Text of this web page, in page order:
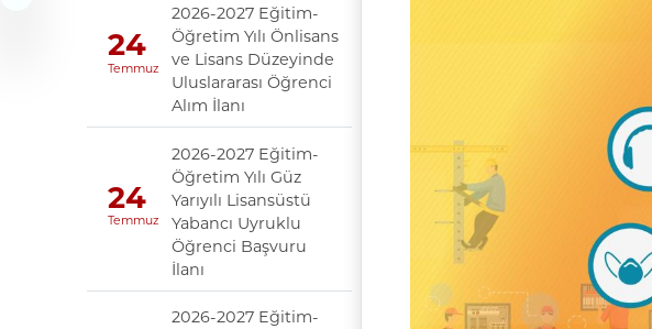
24
Temmuz
2026-2027 Eğitim-
Öğretim Yılı Önlisans
ve Lisans Düzeyinde
Uluslararası Öğrenci
Alım İlanı
24
Temmuz
2026-2027 Eğitim-
Öğretim Yılı Güz
Yarıyılı Lisansüstü
Yabancı Uyruklu
Öğrenci Başvuru
İlanı
2026-2027 Eğitim-